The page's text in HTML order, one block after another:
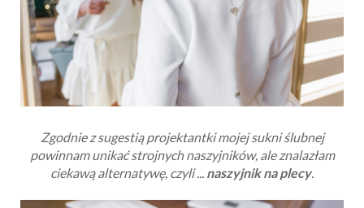
Zgodnie z sugestią projektantki mojej sukni ślubnej
powinnam unikać strojnych naszyjników, ale znalazłam
ciekawą alternatywę, czyli ... naszyjnik na plecy.